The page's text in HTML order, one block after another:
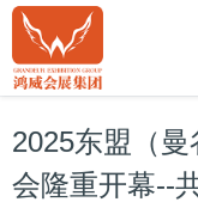
2025东盟（
会隆重开幕--